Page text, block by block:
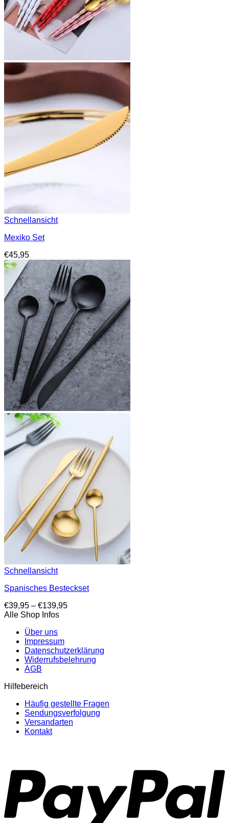
Schnellansicht
Mexiko Set
€45,95
Schnellansicht
Spanisches Besteckset
€39,95 – €139,95Preisspanne:
Alle Shop Infos
Über uns
Impressum
Datenschutzerklärung
Widerrufsbelehrung
AGB
Hilfebereich
Häufig gestellte Fragen
Sendungsverfolgung
Versandarten
Kontakt